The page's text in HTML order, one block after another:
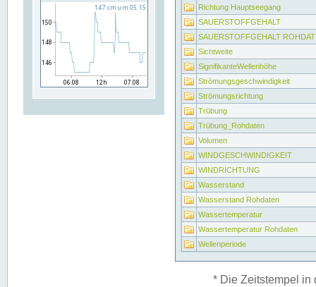
Richtung Hauptseegang
SAUERSTOFFGEHALT
SAUERSTOFFGEHALT
Sichtweite
SignifikanteWellenhöhe
Strömungsgeschwindigkeit
Strömungsrichtung
Trübung
Trübung_Rohdaten
Volumen
WINDGESCHWINDIGKEIT
WINDRICHTUNG
Wasserstand
Wasserstand Rohdaten
Wassertemperatur
Wassertemperatur Rohdaten
Wellenperiode
* Die Zeitstempel in